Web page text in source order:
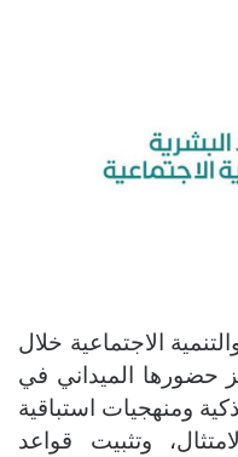
الاجتماعية خلال
من عام 2025 تعزيز حضورها الميداني في
ومنهجيات استباقية
وتثبيت قواعد